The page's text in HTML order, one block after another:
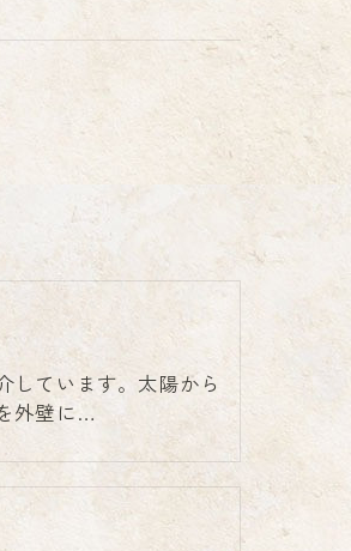
しています。太陽から
外壁に…